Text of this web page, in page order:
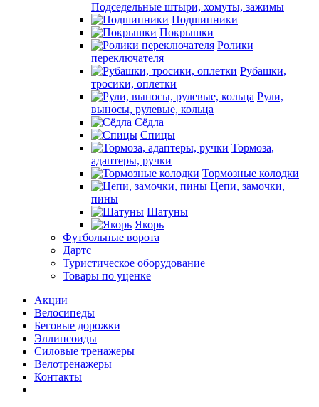
Подседельные штыри, хомуты, зажимы
Подшипники
Покрышки
Ролики
переключателя
Рубашки,
тросики, оплетки
Рули,
выносы, рулевые, кольца
Сёдла
Спицы
Тормоза,
адаптеры, ручки
Тормозные колодки
Цепи, замочки,
пины
Шатуны
Якорь
Футбольные ворота
Дартс
Туристическое оборудование
Товары по уценке
Акции
Велосипеды
Беговые дорожки
Эллипсоиды
Силовые тренажеры
Велотренажеры
Контакты